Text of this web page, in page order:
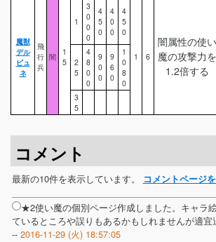
魔獣
デル
ピュ
ネ
飛
行
兵
闇
1
5
1
3
0
0
0
4
5
0
4
0
0
4
5
0
1 6
闇属性の使い
魔の攻撃力を
1.2倍する
2
5
4
8
0
0
9
0
0
9
6
0
1
0
8
0
3
5
コメント
最新の10件を表示しています。 コメントページ
★2使い魔の個別ページ作成しました。キャラ
ているところや誤りもあるかもしれませんが適宜
-- 2016-11-29 (火) 18:57:05